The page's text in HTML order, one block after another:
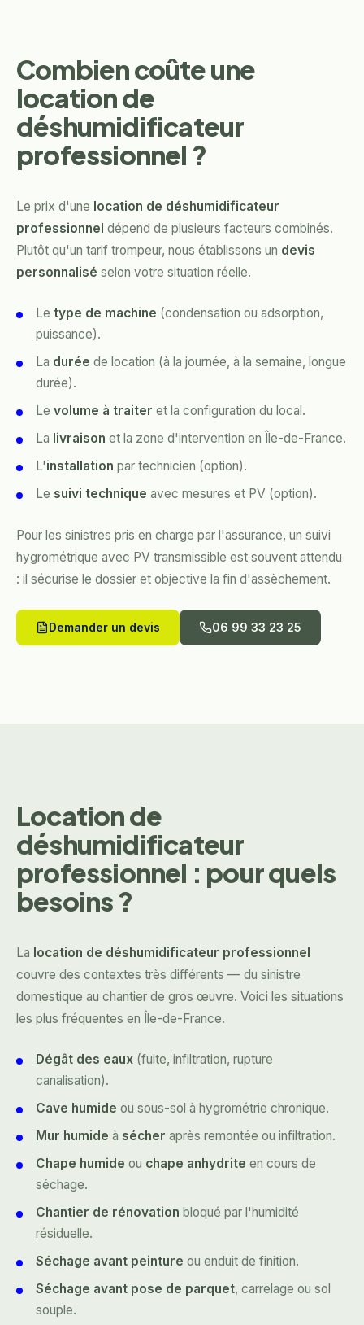
Combien coûte une
location de
déshumidificateur
professionnel ?
Le prix d'une location de déshumidificateur
professionnel dépend de plusieurs facteurs combinés.
Plutôt qu'un tarif trompeur, nous établissons un devis
personnalisé selon votre situation réelle.
Le type de machine (condensation ou adsorption,
puissance).
La durée de location (à la journée, à la semaine, longue
durée).
Le volume à traiter et la configuration du local.
La livraison et la zone d'intervention en Île-de-France.
L'installation par technicien (option).
Le suivi technique avec mesures et PV (option).
Pour les sinistres pris en charge par l'assurance, un suivi
hygrométrique avec PV transmissible est souvent attendu
: il sécurise le dossier et objective la fin d'assèchement.
Demander un devis 06 99 33 23 25
Location de
déshumidificateur
professionnel : pour quels
besoins ?
La location de déshumidificateur professionnel
couvre des contextes très différents — du sinistre
domestique au chantier de gros œuvre. Voici les situations
les plus fréquentes en Île-de-France.
Dégât des eaux (fuite, infiltration, rupture
canalisation).
Cave humide ou sous-sol à hygrométrie chronique.
Mur humide à sécher après remontée ou infiltration.
Chape humide ou chape anhydrite en cours de
séchage.
Chantier de rénovation bloqué par l'humidité
résiduelle.
Séchage avant peinture ou enduit de finition.
Séchage avant pose de parquet, carrelage ou sol
souple.